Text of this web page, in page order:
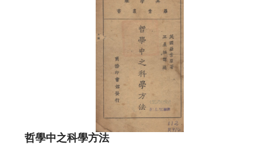
哲學中之科學方法